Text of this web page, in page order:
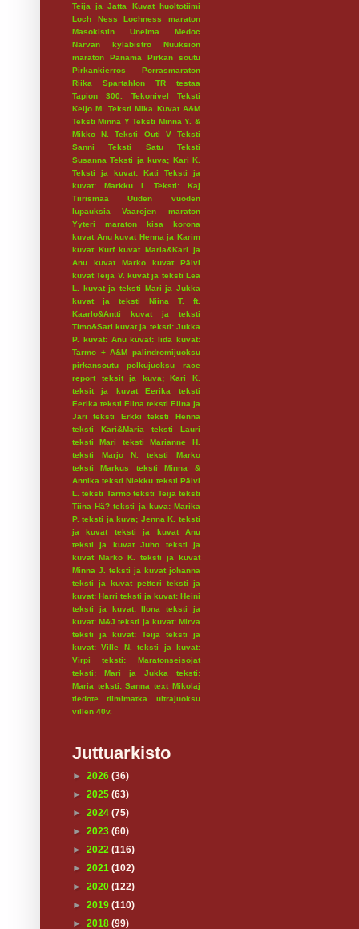
Teija ja Jatta
Kuvat huoltotiimi
Loch Ness
Lochness maraton
Masokistin Unelma
Medoc
Narvan kyläbistro
Nuuksion
maraton
Panama
Pirkan soutu
Pirkankierros
Porrasmaraton
Riika
Spartahlon
TR testaa
Tapion 300.
Tekonivel
Teksti
Keijo M.
Teksti Mika Kuvat A&M
Teksti Minna Y Teksti Minna Y. &
Mikko N.
Teksti Outi V
Teksti
Sanni
Teksti Satu
Teksti
Susanna Teksti ja kuva; Kari K.
Teksti ja kuvat: Kati
Teksti ja
kuvat: Markku I.
Teksti: Kaj
Tiirismaa
Uuden vuoden
lupauksia
Vaarojen maraton
Yyteri maraton
kisa
korona
kuvat Anu kuvat Henna ja Karim
kuvat Kurf kuvat Maria&Kari ja
Anu
kuvat Marko
kuvat Päivi
kuvat Teija V. kuvat ja teksti Lea
L.
kuvat ja teksti Mari ja Jukka
kuvat ja teksti Niina T. ft.
Kaarlo&Antti
kuvat ja teksti
Timo&Sari kuvat ja teksti: Jukka
P.
kuvat: Anu kuvat: Iida kuvat:
Tarmo + A&M palindromijuoksu
pirkansoutu
polkujuoksu
race
report
teksit ja kuva; Kari K.
teksit ja kuvat Eerika
teksti
Eerika teksti Elina teksti Elina ja
Jari
teksti Erkki
teksti Henna
teksti Kari&Maria
teksti Lauri
teksti Mari
teksti Marianne H.
teksti Marjo N.
teksti Marko
teksti Markus
teksti Minna &
Annika teksti Niekku teksti Päivi
L.
teksti Tarmo teksti Teija teksti
Tiina Hä? teksti ja kuva: Marika
P. teksti ja kuva; Jenna K.
teksti
ja kuvat
teksti ja kuvat Anu
teksti ja kuvat Juho
teksti ja
kuvat Marko K.
teksti ja kuvat
Minna J.
teksti ja kuvat johanna
teksti ja kuvat petteri
teksti ja
kuvat: Harri teksti ja kuvat: Heini
teksti ja kuvat: Ilona
teksti ja
kuvat: M&J teksti ja kuvat: Mirva
teksti ja kuvat: Teija
teksti ja
kuvat: Ville N.
teksti ja kuvat:
Virpi
teksti: Maratonseisojat
teksti: Mari ja Jukka
teksti:
Maria teksti: Sanna text Mikolaj
tiedote
tiimimatka
ultrajuoksu
villen 40v.
Juttuarkisto
► 2026 (36)
► 2025 (63)
► 2024 (75)
► 2023 (60)
► 2022 (116)
► 2021 (102)
► 2020 (122)
► 2019 (110)
► 2018 (99)